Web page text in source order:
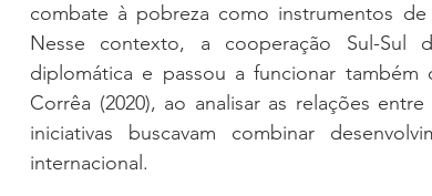
combate à pobreza como instrumentos
Nesse contexto, a cooperação Sul-Sul
diplomática e passou a funcionar
Corrêa (2020), ao analisar as relações
iniciativas buscavam combinar
internacional.